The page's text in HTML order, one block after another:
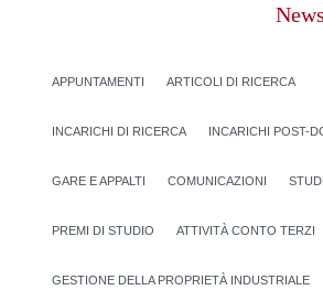
APPUNTAMENTI ARTICOLI DI RICERCA
INCARICHI DI RICERCA INCARICHI POST-
GARE E APPALTI COMUNICAZIONI
PREMI DI STUDIO ATTIVITÀ CONTO TERZI
GESTIONE DELLA PROPRIETÀ INDUSTRIALE